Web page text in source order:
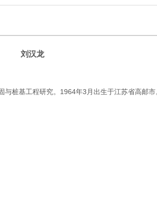
刘汉龙
基工程研究。1964年3月出生于江苏省高邮市